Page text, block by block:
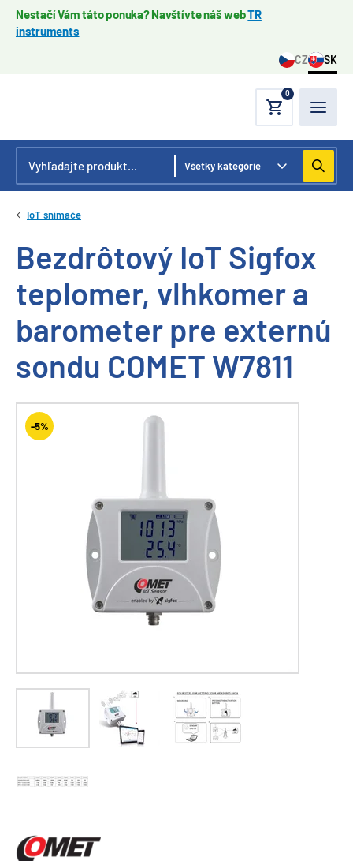
Nestačí Vám táto ponuka? Navštívte náš webTR
instruments
CZ SK
0
IoT snímače
Bezdrôtový IoT Sigfox
teplomer, vlhkomer a
barometer pre externú
sondu COMET W7811
-5%